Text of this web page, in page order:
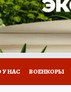
ТЕСТЫ НОВОЕ
У НАС ВОЕНКОРЫ